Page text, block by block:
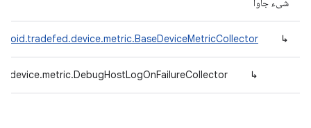
شیء جاوا
↳
↳